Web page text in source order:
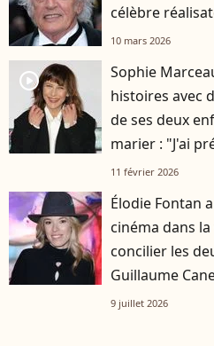
célèbre
10 mars 2026
player2
Sophie
histoires avec
de ses deux
marier : "J'ai
11 février 2026
Élodie Fontan
cinéma dans
concilier les
Guillaume
9 juillet 2026